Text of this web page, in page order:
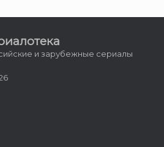
и зарубежные сериалы